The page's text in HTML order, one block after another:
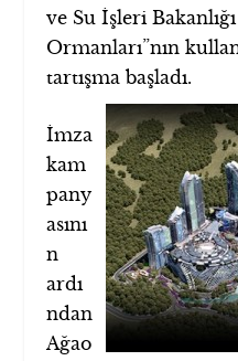
ve Su İşleri
Ormanları”nın
tartışma başladı.
İmza
kam
pany
asını
n
ardı
ndan
Ağao